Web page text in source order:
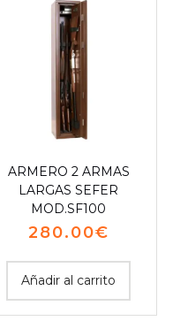
ARMERO 2 ARMAS
LARGAS SEFER
MOD.SF100
280.00€
Añadir al carrito